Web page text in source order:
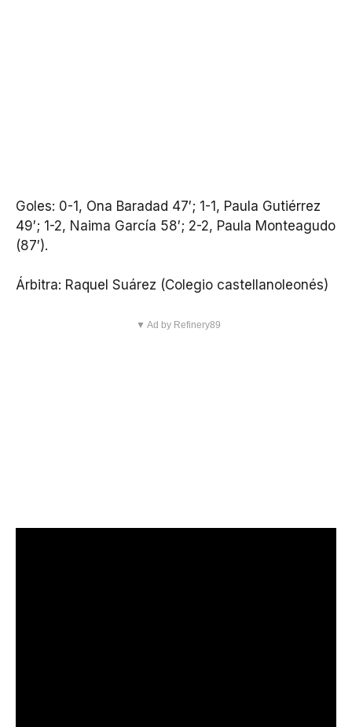
Goles: 0-1, Ona Baradad 47′; 1-1, Paula Gutiérrez
49′; 1-2, Naima García 58′; 2-2, Paula Monteagudo
(87′).
Árbitra: Raquel Suárez (Colegio castellanoleonés)
▼ Ad by Refinery89